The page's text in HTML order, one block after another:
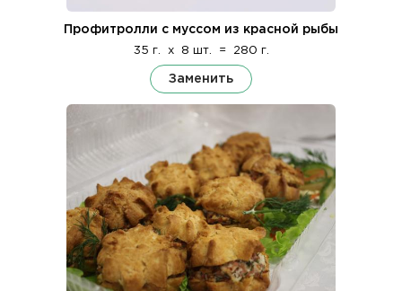
Профитролли с муссом из красной рыбы
35 г. x 8 шт. = 280 г.
Заменить